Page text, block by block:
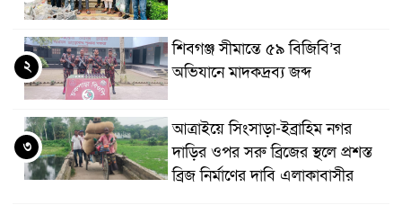
শিবগঞ্জ সীমান্তে ৫৯ বিজিবি’র
অভিযানে মাদকদ্রব্য জব্দ
২
আত্রাইয়ে সিংসাড়া-ইব্রাহিম নগর
দাড়ির ওপর সরু ব্রিজের স্থলে প্রশস্ত
ব্রিজ নির্মাণের দাবি এলাকাবাসীর
৩